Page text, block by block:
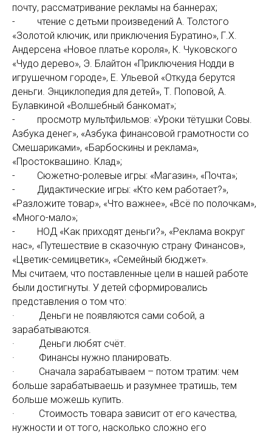
почту, рассматривание рекламы на баннерах;
- чтение с детьми произведений А. Толстого
«Золотой ключик, или приключения Буратино», Г.Х.
Андерсена «Новое платье короля», К. Чуковского
«Чудо дерево», Э. Блайтон «Приключения Нодди в
игрушечном городе», Е. Ульевой «Откуда берутся
деньги. Энциклопедия для детей», Т. Поповой, А.
Булавкиной «Волшебный банкомат»;
- просмотр мультфильмов: «Уроки тётушки Совы.
Азбука денег», «Азбука финансовой грамотности со
Смешариками», «Барбоскины и реклама»,
«Простоквашино. Клад»;
- Сюжетно-ролевые игры: «Магазин», «Почта»;
- Дидактические игры: «Кто кем работает?»,
«Разложите товар», «Что важнее», «Всё по полочкам»,
«Много-мало»;
- НОД «Как приходят деньги?», «Реклама вокруг
нас», «Путешествие в сказочную страну Финансов»,
«Цветик-семицветик», «Семейный бюджет».
Мы считаем, что поставленные цели в нашей работе
были достигнуты. У детей сформировались
представления о том что:
· Деньги не появляются сами собой, а
зарабатываются.
· Деньги любят счёт.
· Финансы нужно планировать.
· Сначала зарабатываем – потом тратим: чем
больше зарабатываешь и разумнее тратишь, тем
больше можешь купить.
· Стоимость товара зависит от его качества,
нужности и от того, насколько сложно его